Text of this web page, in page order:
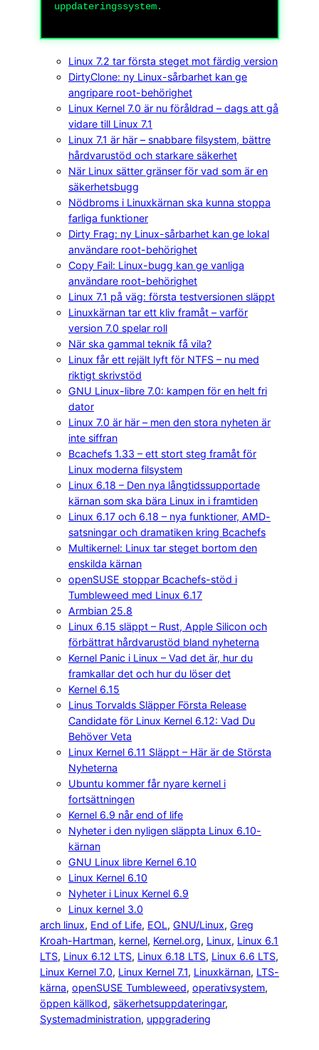
uppdateringssystem.
Linux 7.2 tar första steget mot färdig version
DirtyClone: ny Linux-sårbarhet kan ge
angripare root-behörighet
Linux Kernel 7.0 är nu föråldrad – dags att gå
vidare till Linux 7.1
Linux 7.1 är här – snabbare filsystem, bättre
hårdvarustöd och starkare säkerhet
När Linux sätter gränser för vad som är en
säkerhetsbugg
Nödbroms i Linuxkärnan ska kunna stoppa
farliga funktioner
Dirty Frag: ny Linux-sårbarhet kan ge lokal
användare root-behörighet
Copy Fail: Linux-bugg kan ge vanliga
användare root-behörighet
Linux 7.1 på väg: första testversionen släppt
Linuxkärnan tar ett kliv framåt – varför
version 7.0 spelar roll
När ska gammal teknik få vila?
Linux får ett rejält lyft för NTFS – nu med
riktigt skrivstöd
GNU Linux-libre 7.0: kampen för en helt fri
dator
Linux 7.0 är här – men den stora nyheten är
inte siffran
Bcachefs 1.33 – ett stort steg framåt för
Linux moderna filsystem
Linux 6.18 – Den nya långtidssupportade
kärnan som ska bära Linux in i framtiden
Linux 6.17 och 6.18 – nya funktioner, AMD-
satsningar och dramatiken kring Bcachefs
Multikernel: Linux tar steget bortom den
enskilda kärnan
openSUSE stoppar Bcachefs-stöd i
Tumbleweed med Linux 6.17
Armbian 25.8
Linux 6.15 släppt – Rust, Apple Silicon och
förbättrat hårdvarustöd bland nyheterna
Kernel Panic i Linux – Vad det är, hur du
framkallar det och hur du löser det
Kernel 6.15
Linus Torvalds Släpper Första Release
Candidate för Linux Kernel 6.12: Vad Du
Behöver Veta
Linux Kernel 6.11 Släppt – Här är de Största
Nyheterna
Ubuntu kommer får nyare kernel i
fortsättningen
Kernel 6.9 når end of life
Nyheter i den nyligen släppta Linux 6.10-
kärnan
GNU Linux libre Kernel 6.10
Linux Kernel 6.10
Nyheter i Linux Kernel 6.9
Linux kernel 3.0
arch linux, End of Life, EOL, GNU/Linux, Greg
Kroah-Hartman, kernel, Kernel.org, Linux, Linux 6.1
LTS, Linux 6.12 LTS, Linux 6.18 LTS, Linux 6.6 LTS
Linux Kernel 7.0, Linux Kernel 7.1, Linuxkärnan, LTS-
kärna, openSUSE Tumbleweed, operativsystem
öppen källkod, säkerhetsuppdateringar
Systemadministration, uppgradering